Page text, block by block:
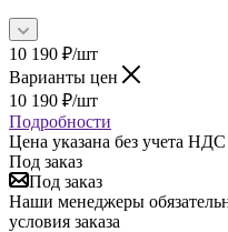
10 190 ₽/шт
Варианты цен
10 190 ₽/шт
Подробности
Цена указана без учета НДС
Под заказ
Под заказ
Наши менеджеры
условия заказа